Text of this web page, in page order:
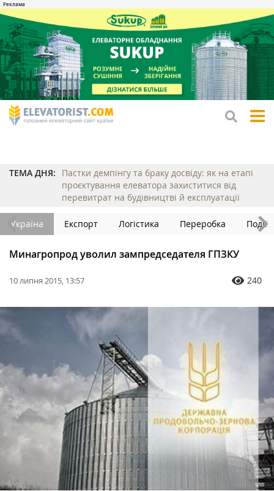
ТЕМА ДНЯ:
Пастки демпінгу та браку досвіду: як на етапі
проєктування елеватора захиститися від
перевитрат на будівництві й експлуатації
Україна Експорт Логістика Переробка Події
Минагропрод уволил зампредседателя ГПЗКУ
10 липня 2015, 13:57 240